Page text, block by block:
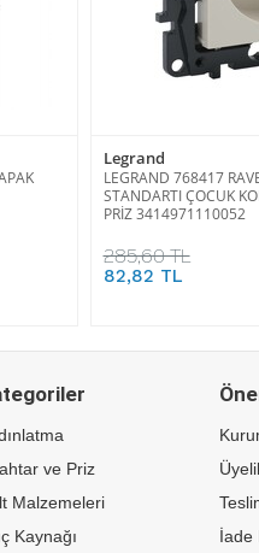
Legrand
LEGRAND 768417
STANDARTI ÇOCUK
PRİZ 3414971110052
285,60 TL
82,82 TL
ve Priz
Malzemeleri
Kaynağı
İade